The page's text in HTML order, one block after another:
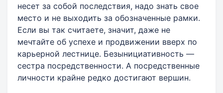
несет за собой последствия, надо знать свое
место и не выходить за обозначенные рамки.
Если вы так считаете, значит, даже не
мечтайте об успехе и продвижении вверх по
карьерной лестнице. Безынициативность —
сестра посредственности. А посредственные
личности крайне редко достигают вершин.